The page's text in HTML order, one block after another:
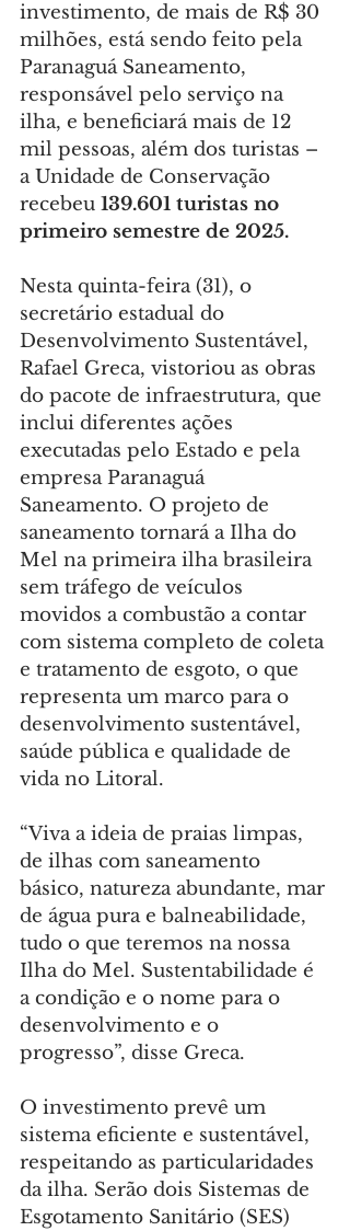
investimento, de mais de R$ 30
milhões, está sendo feito pela
Paranaguá Saneamento,
responsável pelo serviço na
ilha, e beneficiará mais de 12
mil pessoas, além dos turistas –
a Unidade de Conservação
recebeu 139.601 turistas no
primeiro semestre de 2025.
Nesta quinta-feira (31), o
secretário estadual do
Desenvolvimento Sustentável,
Rafael Greca, vistoriou as obras
do pacote de infraestrutura, que
inclui diferentes ações
executadas pelo Estado e pela
empresa Paranaguá
Saneamento. O projeto de
saneamento tornará a Ilha do
Mel na primeira ilha brasileira
sem tráfego de veículos
movidos a combustão a contar
com sistema completo de coleta
e tratamento de esgoto, o que
representa um marco para o
desenvolvimento sustentável,
saúde pública e qualidade de
vida no Litoral.
“Viva a ideia de praias limpas,
de ilhas com saneamento
básico, natureza abundante, mar
de água pura e balneabilidade,
tudo o que teremos na nossa
Ilha do Mel. Sustentabilidade é
a condição e o nome para o
desenvolvimento e o
progresso”, disse Greca.
O investimento prevê um
sistema eficiente e sustentável,
respeitando as particularidades
da ilha. Serão dois Sistemas de
Esgotamento Sanitário (SES)